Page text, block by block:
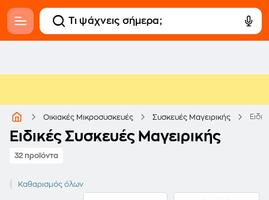
Οικιακές Μικροσυσκευές Συσκευές Μαγειρικής
Ειδικές Συσκευές Μαγειρικής
32 προϊόντα
FIRST AUSTRIA
Καθαρισμός όλων